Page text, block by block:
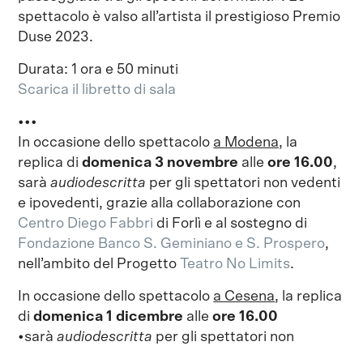
spettacolo è valso all’artista il prestigioso Premio
Duse 2023.
Durata: 1 ora e 50 minuti
Scarica il libretto di sala
•••
In occasione dello spettacolo a Modena, la
replica didomenica 3 novembre alleore 16.00,
saràaudiodescritta per gli spettatori non vedenti
e ipovedenti, grazie alla collaborazione con
Centro Diego Fabbri di Forlì e al sostegno di
Fondazione Banco S. Geminiano e S. Prospero,
nell’ambito del Progetto
Teatro No Limits.
In occasione dello spettacolo a Cesena, la replica
didomenica 1 dicembre alleore 16.00
•saràaudiodescritta per gli spettatori non